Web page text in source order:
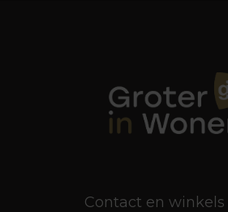
Contact en winkels